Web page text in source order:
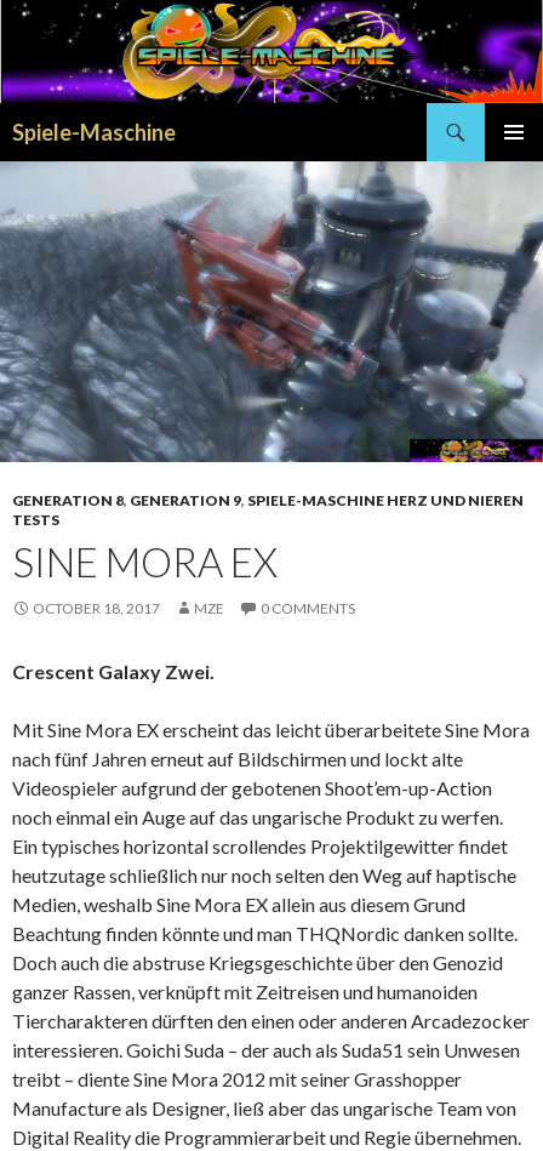
Spiele-Maschine
GENERATION 8, GENERATION 9, SPIELE-MASCHINE HERZ UND NIEREN
TESTS
SINE MORA EX
OCTOBER 18, 2017 MZE 0 COMMENTS
Crescent Galaxy Zwei.
Mit Sine Mora EX erscheint das leicht überarbeitete Sine Mora
nach fünf Jahren erneut auf Bildschirmen und lockt alte
Videospieler aufgrund der gebotenen Shoot’em-up-Action
noch einmal ein Auge auf das ungarische Produkt zu werfen.
Ein typisches horizontal scrollendes Projektilgewitter findet
heutzutage schließlich nur noch selten den Weg auf haptische
Medien, weshalb Sine Mora EX allein aus diesem Grund
Beachtung finden könnte und man THQNordic danken sollte.
Doch auch die abstruse Kriegsgeschichte über den Genozid
ganzer Rassen, verknüpft mit Zeitreisen und humanoiden
Tiercharakteren dürften den einen oder anderen Arcadezocker
interessieren. Goichi Suda – der auch als Suda51 sein Unwesen
treibt – diente Sine Mora 2012 mit seiner Grasshopper
Manufacture als Designer, ließ aber das ungarische Team von
Digital Reality die Programmierarbeit und Regie übernehmen.